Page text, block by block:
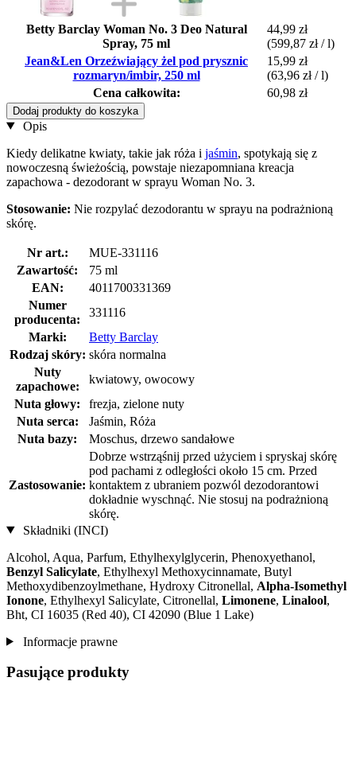
Betty Barclay Woman No. 3 Deo Natural
Spray, 75 ml
44,99 zł
(599,87 zł / l)
Jean&Len Orzeźwiający żel pod prysznic
rozmaryn/imbir, 250 ml
15,99 zł
(63,96 zł / l)
Cena całkowita:
60,98 zł
Dodaj produkty do koszyka
Opis
Kiedy delikatne kwiaty, takie jak róża i jaśmin, spotykają się z
nowoczesną świeżością, powstaje niezapomniana kreacja
zapachowa - dezodorant w sprayu Woman No. 3.
Stosowanie: Nie rozpylać dezodorantu w sprayu na podrażnioną
skórę.
Nr art.:
MUE-331116
Zawartość:
75 ml
EAN:
4011700331369
Numer
producenta:
331116
Marki:
Betty Barclay
Rodzaj skóry: skóra normalna
Nuty
zapachowe:
kwiatowy, owocowy
Nuta głowy:
frezja, zielone nuty
Nuta serca:
Jaśmin, Róża
Nuta bazy:
Moschus, drzewo sandałowe
Zastosowanie:
Dobrze wstrząśnij przed użyciem i spryskaj skórę
pod pachami z odległości około 15 cm. Przed
kontaktem z ubraniem pozwól dezodorantowi
dokładnie wyschnąć. Nie stosuj na podrażnioną
skórę.
Składniki (INCI)
Alcohol, Aqua, Parfum, Ethylhexylglycerin, Phenoxyethanol,
Benzyl Salicylate, Ethylhexyl Methoxycinnamate, Butyl
Methoxydibenzoylmethane, Hydroxy Citronellal, Alpha-Isomethyl
Ionone, Ethylhexyl Salicylate, Citronellal, Limonene, Linalool,
Bht, CI 16035 (Red 40), CI 42090 (Blue 1 Lake)
Informacje prawne
Pasujące produkty